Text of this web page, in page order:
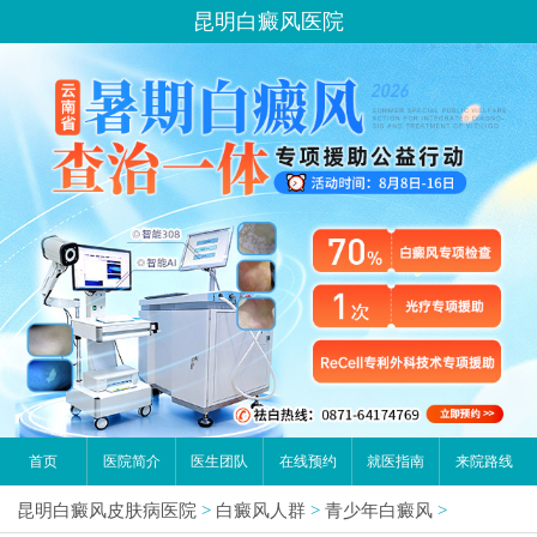
昆明白癜风医院
首页 医院简介 医生团队 在线预约 就医指南 来院路线
昆明白癜风皮肤病医院 > 白癜风人群 > 青少年白癜风 >